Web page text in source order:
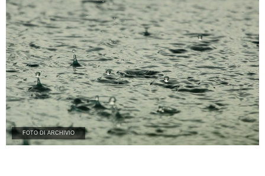
FOTO DI ARCHIVIO